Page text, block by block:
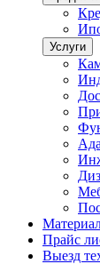
Услуги
Прайс
Выезд